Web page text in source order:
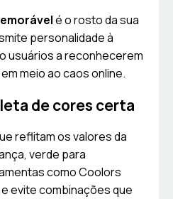
é o rosto da sua
personalidade à
usuários a reconhecerem
meio ao caos online.
de cores certa
reflitam os valores da
verde para
como Coolors
evite combinações que